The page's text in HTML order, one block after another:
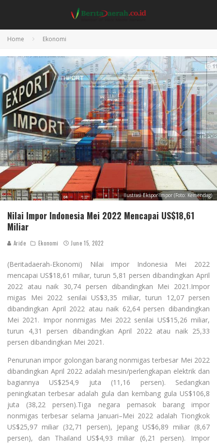
Home Ekonomi
Ilustrasi Ekspor-Impor (Foto: Kemendag)
Nilai Impor Indonesia Mei 2022 Mencapai US$18,61
Miliar
Aride Ekonomi June 15, 2022
(Beritadaerah-Ekonomi) Nilai impor Indonesia Mei 2022
mencapai US$18,61 miliar, turun 5,81 persen dibandingkan April
2022 atau naik 30,74 persen dibandingkan Mei 2021.Impor
migas Mei 2022 senilai US$3,35 miliar, turun 12,07 persen
dibandingkan April 2022 atau naik 62,64 persen dibandingkan
Mei 2021. Impor nonmigas Mei 2022 senilai US$15,26 miliar,
turun 4,31 persen dibandingkan April 2022 atau naik 25,33
persen dibandingkan Mei 2021.
Penurunan impor golongan barang nonmigas terbesar Mei 2022
dibandingkan April 2022 adalah mesin/perlengkapan elektrik dan
bagiannya US$254,9 juta (11,16 persen). Sedangkan
peningkatan terbesar adalah gula dan kembang gula US$106,8
juta (38,22 persen).Tiga negara pemasok barang impor
nonmigas terbesar selama Januari–Mei 2022 adalah Tiongkok
US$25,97 miliar (32,71 persen), Jepang US$6,89 miliar (8,67
persen), dan Thailand US$4,93 miliar (6,21 persen). Impor